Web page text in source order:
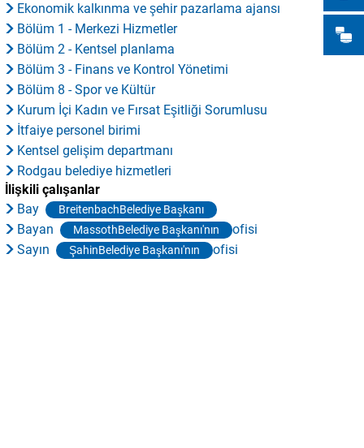
Ekonomik kalkınma ve şehir pazarlama ajansı
Bölüm 1 - Merkezi Hizmetler
Bölüm 2 - Kentsel planlama
Bölüm 3 - Finans ve Kontrol Yönetimi
Bölüm 8 - Spor ve Kültür
Kurum İçi Kadın ve Fırsat Eşitliği Sorumlusu
İtfaiye personel birimi
Kentsel gelişim departmanı
Rodgau belediye hizmetleri
İlişkili çalışanlar
Bay
BreitenbachBelediye Başkanı
Bayan MassothBelediye Başkanı'nın
ofisi
Sayın
ŞahinBelediye Başkanı'nın ofisi